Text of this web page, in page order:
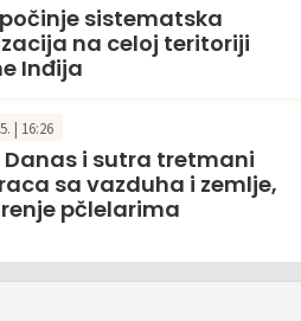
sistematska
na celoj teritoriji
Inđija
| 16:26
Danas i sutra tretmani
sa vazduha i zemlje,
pčlelarima